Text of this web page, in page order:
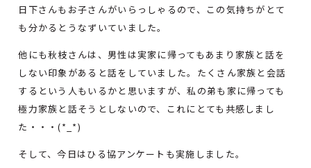
日下さんもお子さんがいらっしゃるので、この気持ちがとて
も分かるとうなずいていました。
他にも秋枝さんは、男性は実家に帰ってもあまり家族と話を
しない印象があると話をしていました。たくさん家族と会話
するという人もいるかと思いますが、私の弟も家に帰っても
極力家族と話そうとしないので、これにとても共感しまし
た・・・(*_*)
そして、今日はひる協アンケートも実施しました。